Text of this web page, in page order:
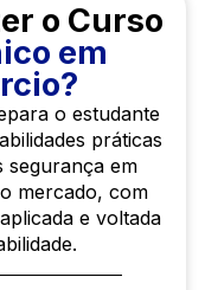
o Curso
em
o estudante
práticas
segurança em
mercado, com
e voltada